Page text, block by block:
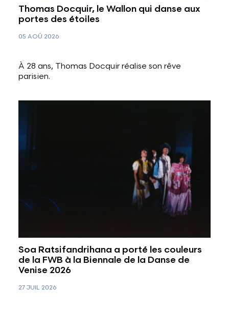
Thomas Docquir, le Wallon qui danse aux
portes des étoiles
05 AOÛ 2026
À 28 ans, Thomas Docquir réalise son rêve
parisien.
Soa Ratsifandrihana a porté les couleurs
de la FWB à la Biennale de la Danse de
Venise 2026
27 JUIL 2026